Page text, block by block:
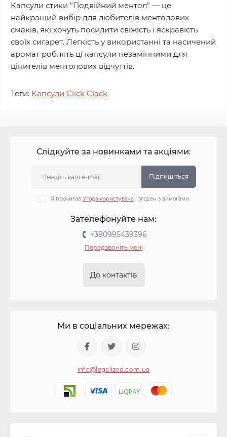
Капсули стики "Подвійний ментол" — це
найкращий вибір для любителів ментолових
смаків, які хочуть посилити свіжість і яскравість
своїх сигарет. Легкість у використанні та насичений
аромат роблять ці капсули незамінними для
цінителів ментолових відчуттів.
Теги: Капсули Click Clack
Слідкуйте за новинками та акціями:
Підпишіться
Я прочитав Угода користувача і згоден з вимогами
Зателефонуйте нам:
+380995439396
Передзвоніть мені
До контактів
Ми в соціальних мережах:
info@legalized.com.ua